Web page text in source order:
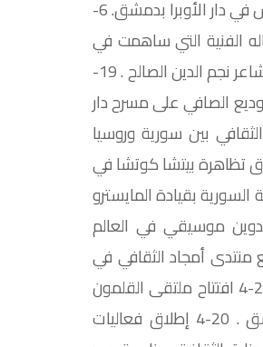
أدواته البسيطة المؤلفة من مطرقة وأزميل. 5-3 فنانون عرب ينشدون أوبريت ياقدس في دار الأوبرا بدمشق. 6-
الفنية التي ساهمت في
خدمة القضايا الوطنية والقومية وفي مقدمتها القضية الفلسطينية. 14-3 وفاة الشاعر نجم الدين الصالح . 19-
الفنان وديع الصافي على مسرح دار
الثقافي بين سورية وروسيا
الأكاديمية وإقامة المهرجانات والأسابيع الثقافية . 30-3 إطلاق تظاهرة بيتشا كوتشا في
السورية بقيادة المايسترو
موسيقي في العالم
بالتعاون مع منتدى أمجاد الثقافي في
غزة تنظم الدورة الأولى لجائزة فلسطين للرواية التي تتناول القضية الفلسطينية. 20-4 افتتاح ملتقى القلمون
للإبداع الأدبي والفكري والفني الأول في مدينة القطيفة بمحافظة ريف دمشق . 20-4 إطلاق فعاليات